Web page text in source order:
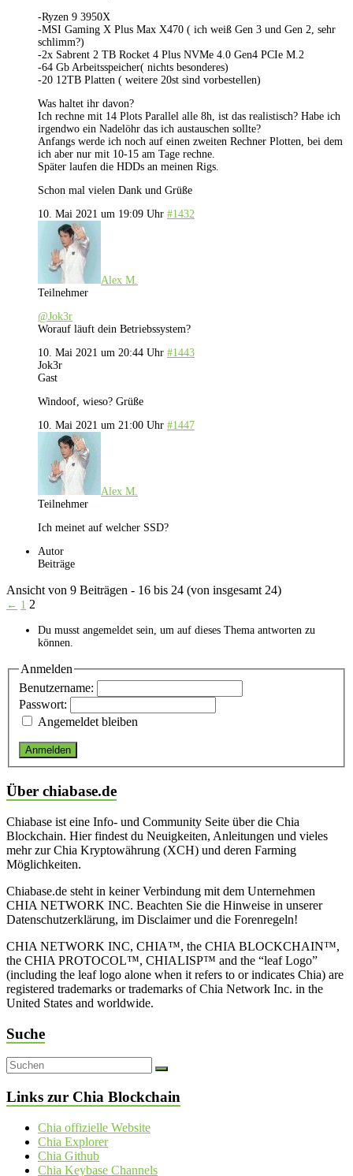
-Ryzen 9 3950X
-MSI Gaming X Plus Max X470 ( ich weiß Gen 3 und Gen 2, sehr
schlimm?)
-2x Sabrent 2 TB Rocket 4 Plus NVMe 4.0 Gen4 PCIe M.2
-64 Gb Arbeitsspeicher( nichts besonderes)
-20 12TB Platten ( weitere 20st sind vorbestellen)
Was haltet ihr davon?
Ich rechne mit 14 Plots Parallel alle 8h, ist das realistisch? Habe ich
irgendwo ein Nadelöhr das ich austauschen sollte?
Anfangs werde ich noch auf einen zweiten Rechner Plotten, bei dem
ich aber nur mit 10-15 am Tage rechne.
Später laufen die HDDs an meinen Rigs.
Schon mal vielen Dank und Grüße
10. Mai 2021 um 19:09 Uhr #1432
Alex M.
Teilnehmer
@Jok3r
Worauf läuft dein Betriebssystem?
10. Mai 2021 um 20:44 Uhr #1443
Jok3r
Gast
Windoof, wieso? Grüße
10. Mai 2021 um 21:00 Uhr #1447
Alex M.
Teilnehmer
Ich meinet auf welcher SSD?
Autor
Beiträge
Ansicht von 9 Beiträgen - 16 bis 24 (von insgesamt 24)
← 1 2
Du musst angemeldet sein, um auf dieses Thema antworten zu
können.
Anmelden
Benutzername:
Passwort:
Angemeldet bleiben
Anmelden
Über chiabase.de
Chiabase ist eine Info- und Community Seite über die Chia
Blockchain. Hier findest du Neuigkeiten, Anleitungen und vieles
mehr zur Chia Kryptowährung (XCH) und deren Farming
Möglichkeiten.
Chiabase.de steht in keiner Verbindung mit dem Unternehmen
CHIA NETWORK INC. Beachten Sie die Hinweise in unserer
Datenschutzerklärung, im Disclaimer und die Forenregeln!
CHIA NETWORK INC, CHIA™, the CHIA BLOCKCHAIN™,
the CHIA PROTOCOL™, CHIALISP™ and the “leaf Logo”
(including the leaf logo alone when it refers to or indicates Chia) are
registered trademarks or trademarks of Chia Network Inc. in the
United States and worldwide.
Suche
Links zur Chia Blockchain
Chia offizielle Website
Chia Explorer
Chia Github
Chia Keybase Channels